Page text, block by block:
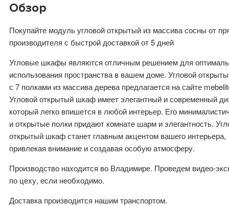
Обзор
Покупайте модуль угловой открытый из массива сосны от
производителя с быстрой доставкой от 5 дней
Угловые шкафы являются отличным решением для
использования пространства в вашем доме. Угловой
с 7 полками из массива дерева предлагается на сайте
Угловой открытый шкаф имеет элегантный и современный
который легко впишется в любой интерьер. Его
и открытые полки придают комнате шарм и элегантность.
открытый шкаф станет главным акцентом вашего интерьера,
привлекая внимание и создавая особую атмосферу.
Производство находится во Владимире. Проведем видео-
по цеху, если необходимо.
Доставка производится нашим транспортом.